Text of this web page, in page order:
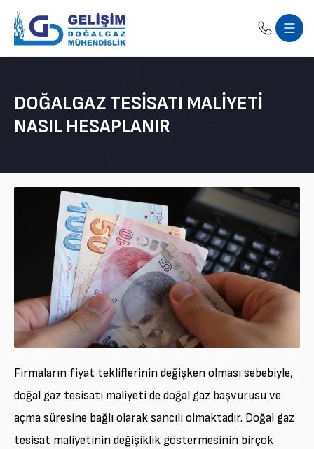
DOĞALGAZ TESISATI MALIYETI
NASIL HESAPLANIR
Firmaların fiyat tekliflerinin değişken olması sebebiyle,
doğal gaz tesisatı maliyeti de doğal gaz başvurusu ve
açma süresine bağlı olarak sancılı olmaktadır. Doğal gaz
tesisat maliyetinin değişiklik göstermesinin birçok